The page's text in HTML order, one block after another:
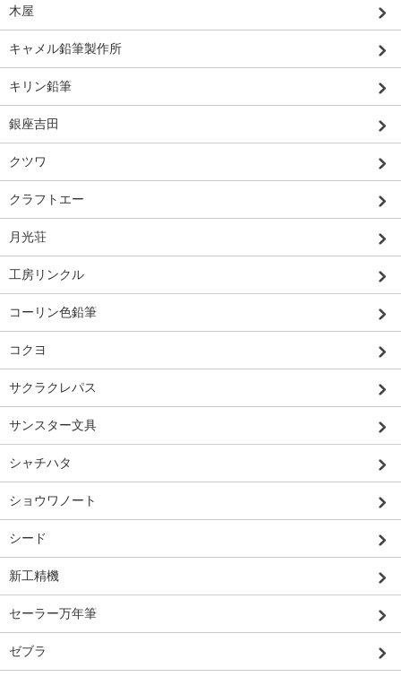
木屋
キャメル鉛筆製作所
キリン鉛筆
銀座吉田
クツワ
クラフトエー
月光荘
工房リンクル
コーリン色鉛筆
コクヨ
サクラクレパス
サンスター文具
シャチハタ
ショウワノート
シード
新工精機
セーラー万年筆
ゼブラ